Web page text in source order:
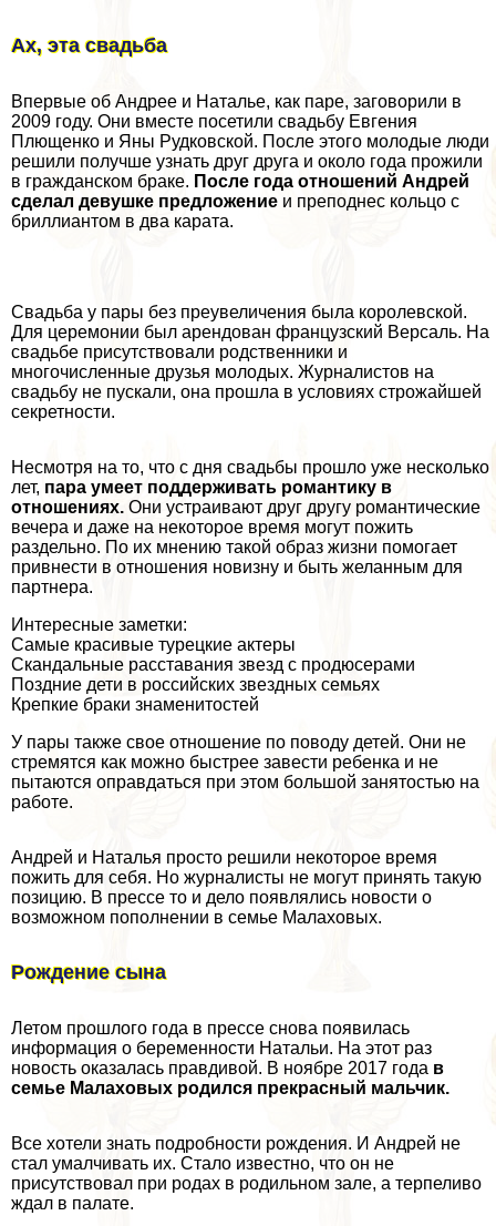
Ах, эта свадьба
Впервые об Андрее и Наталье, как паре, заговорили в
2009 году. Они вместе посетили свадьбу Евгения
Плющенко и Яны Рудковской. После этого молодые люди
решили получше узнать друг друга и около года прожили
в гражданском бpaке. После года отношений Андрей
сделал дeвyшке предложение и преподнес кольцо с
бриллиантом в два карата.
Свадьба у пары без преувеличения была королевской.
Для церемонии был арендован французский Версаль. На
свадьбе присутствовали родственники и
многочисленные друзья молодых. Журналистов на
свадьбу не пускали, она прошла в условиях строжайшей
секретности.
Несмотря на то, что с дня свадьбы прошло уже несколько
лет, пара умеет поддерживать романтику в
отношениях. Они устраивают друг другу романтические
вечера и даже на некоторое время могут пожить
раздельно. По их мнению такой образ жизни помогает
привнести в отношения новизну и быть желанным для
партнера.
Интересные заметки:
Самые красивые турецкие актеры
Скандальные расставания звезд с продюсерами
Поздние дети в российских звездных семьях
Крепкие бpaки знаменитостей
У пары также свое отношение по поводу детей. Они не
стремятся как можно быстрее завести ребенка и не
пытаются оправдаться при этом большой занятостью на
работе.
Андрей и Наталья просто решили некоторое время
пожить для себя. Но журналисты не могут принять такую
позицию. В прессе то и дело появлялись новости о
возможном пополнении в семье Малаховых.
Рождение сына
Летом прошлого года в прессе снова появилась
информация о беременности Натальи. На этот раз
новость оказалась правдивой. В ноябре 2017 года в
семье Малаховых родился прекрасный мальчик.
Все хотели знать подробности рождения. И Андрей не
стал умалчивать их. Стало известно, что он не
присутствовал при родах в родильном зале, а терпеливо
ждал в палате.